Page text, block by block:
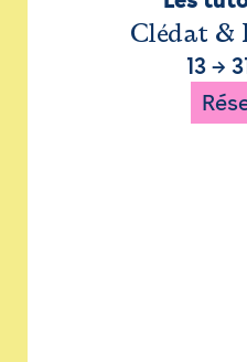
Clédat &
13→